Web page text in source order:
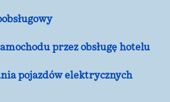
przez obsługę hotelu
pojazdów elektrycznych